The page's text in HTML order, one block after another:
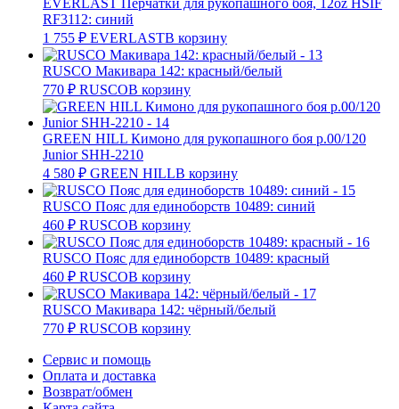
RF3112: синий
1 755 ₽ EVERLASTВ корзину
RUSCO Макивара 142: красный/белый
770 ₽ RUSCOВ корзину
GREEN HILL Кимоно для рукопашного боя р.00/120
Junior SHH-2210
4 580 ₽ GREEN HILLВ корзину
RUSCO Пояс для единоборств 10489: синий
460 ₽ RUSCOВ корзину
RUSCO Пояс для единоборств 10489: красный
460 ₽ RUSCOВ корзину
RUSCO Макивара 142: чёрный/белый
770 ₽ RUSCOВ корзину
Сервис и помощь
Оплата и доставка
Возврат/обмен